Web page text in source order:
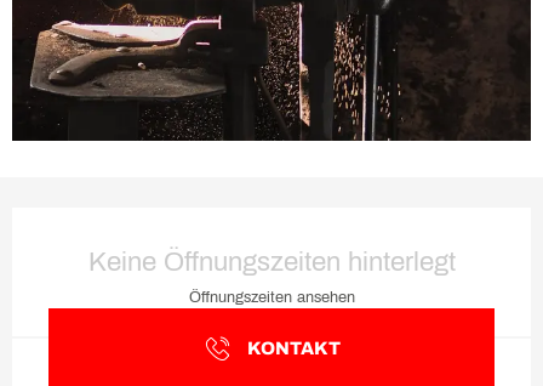
Keine Öffnungszeiten hinterlegt
Öffnungszeiten ansehen
KONTAKT